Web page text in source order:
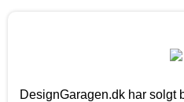
DesignGaragen.dk har solgt